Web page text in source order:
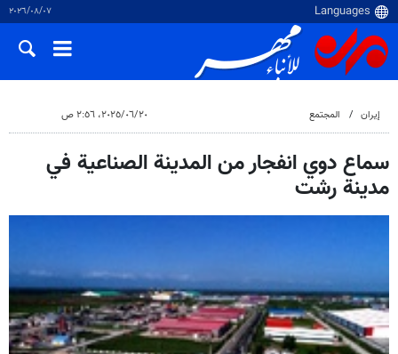
٠٧‏/٠٨‏/٢٠٢٦
إيران المجتمع ٢٠‏/٠٦‏/٢٠٢٥، ٢:٥٦ ص
سماع دوي انفجار من المدينة الصناعية في
مدينة رشت